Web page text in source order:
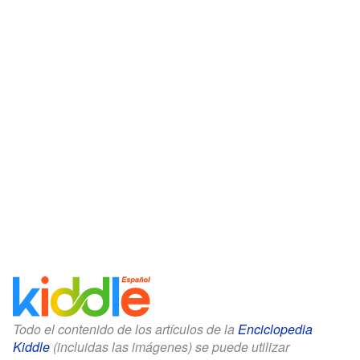
Todo el contenido de los artículos de la Enciclopedia
Kiddle (incluidas las imágenes) se puede utilizar